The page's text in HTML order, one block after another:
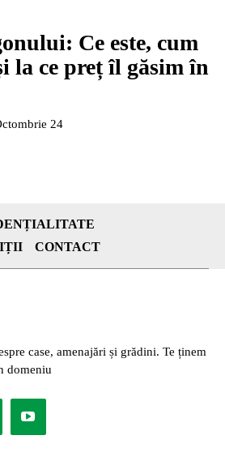
Ce este, cum
la ce preț îl găsim în
24
CONTACT
case, amenajări și grădini. Te ținem
domeniu